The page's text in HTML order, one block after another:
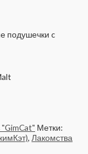
подушечки c
Метки:
, Лакомства